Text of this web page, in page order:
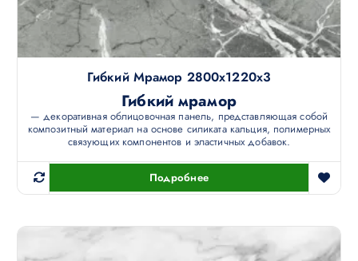
Гибкий Мрамор 2800х1220х3
Гибкий мрамор
— декоративная облицовочная панель, представляющая собой
композитный материал на основе силиката кальция, полимерных
связующих компонентов и эластичных добавок.
Подробнее